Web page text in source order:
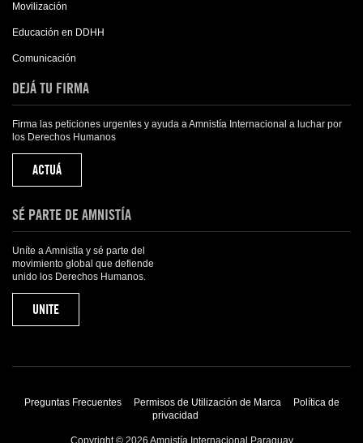
Movilización
Educación en DDHH
Comunicación
DEJÁ TU FIRMA
Firma las peticiones urgentes y ayuda a Amnistía Internacional a luchar por
los Derechos Humanos
ACTUÁ
SÉ PARTE DE AMNISTÍA
Uníte a Amnistía y sé parte del
movimiento global que defiende
unido los Derechos Humanos.
UNITE
Preguntas Frecuentes Permisos de Utilización de Marca
Política de
privacidad
Copyright © 2026 Amnistía Internacional Paraguay